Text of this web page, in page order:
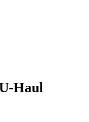
Haul